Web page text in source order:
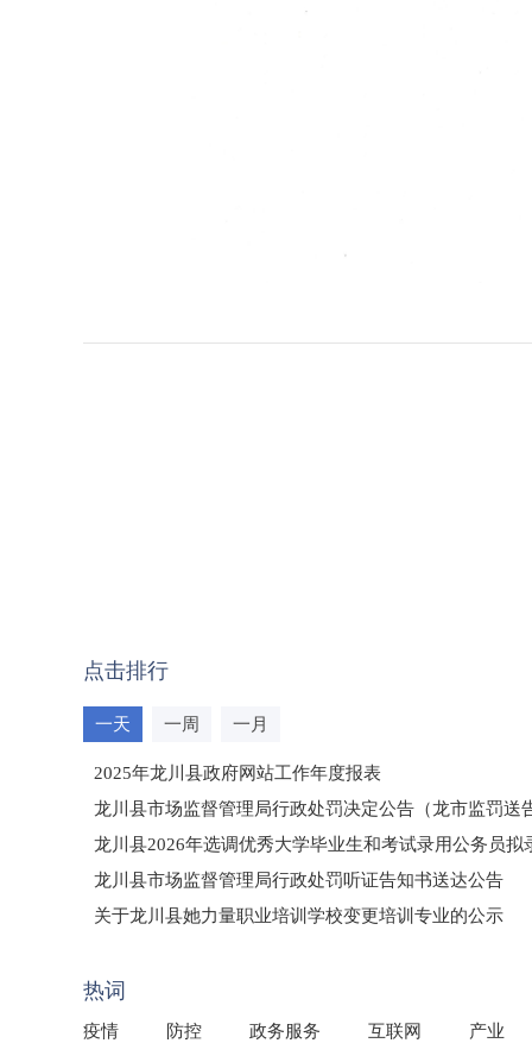
点击排行
一天 一周 一月
2025年龙川县政府网站工作年度报表
龙川县市场监督管理局行政处罚决定公告（龙市监罚送
龙川县2026年选调优秀大学毕业生和考试录用公务员拟
龙川县市场监督管理局行政处罚听证告知书送达公告
（龙市监罚送告〔2026〕71号）
关于龙川县她力量职业培训学校变更培训专业的公示
热词
疫情 防控 政务服务 互联网 产业